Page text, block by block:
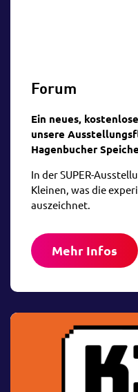
Forum
Ein neues,
unsere
Hagenbucher
In der SUPER-
Kleinen, was die
auszeichnet.
Mehr Infos